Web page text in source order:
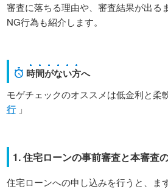
審査に落ちる理由や、審査結果が出る
NG行為も紹介します。
時間がない方へ
モゲチェックのオススメは低金利と柔
行」
1. 住宅ローンの事前審査と本審査
住宅ローンへの申し込みを行うと、ま